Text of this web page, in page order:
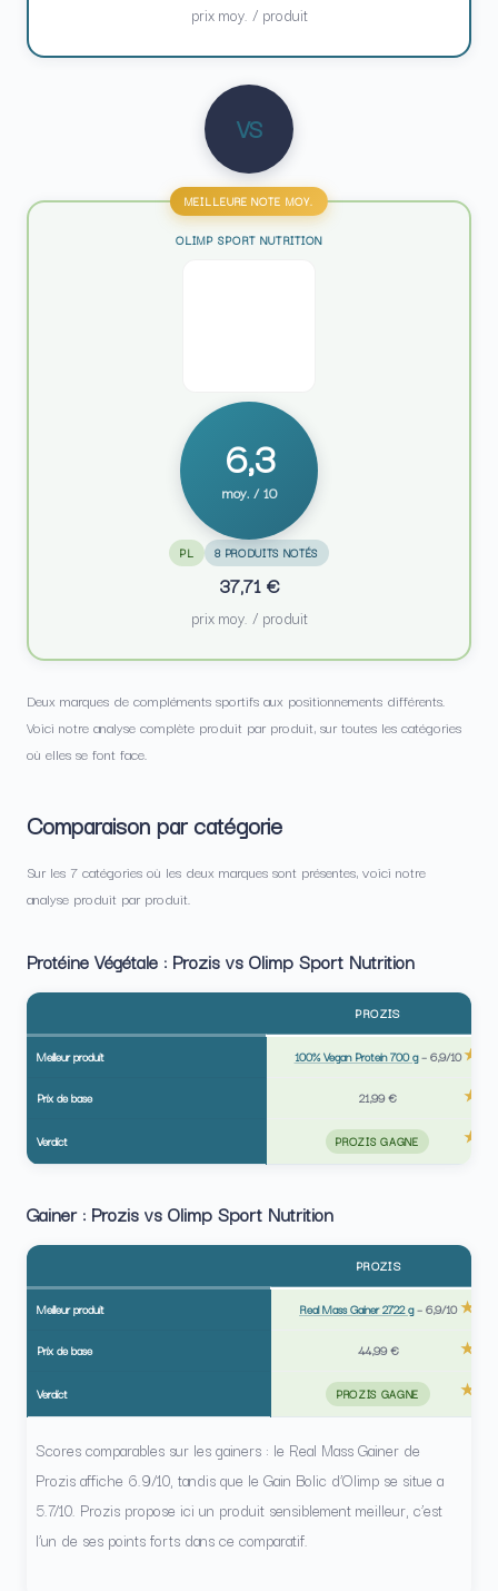
prix moy. / produit
VS
MEILLEURE NOTE MOY.
OLIMP SPORT NUTRITION
6,3
moy. / 10
PL 8 PRODUITS NOTÉS
37,71 €
prix moy. / produit
Deux marques de compléments sportifs aux positionnements différents.
Voici notre analyse complète produit par produit, sur toutes les catégories
où elles se font face.
Comparaison par catégorie
Sur les 7 catégories où les deux marques sont présentes, voici notre
analyse produit par produit.
Protéine Végétale : Prozis vs Olimp Sport Nutrition
PROZIS
Meilleur produit 100% Vegan Protein 700 g–6,9/10
Prix de base 21,99 €
Verdict PROZIS GAGNE
Gainer : Prozis vs Olimp Sport Nutrition
PROZIS
Meilleur produit Real Mass Gainer 2722 g–6,9/10
Prix de base 44,99 €
Verdict PROZIS GAGNE
Scores comparables sur les gainers : le Real Mass Gainer de
Prozis affiche 6.9/10, tandis que le Gain Bolic d’Olimp se situe a
5.7/10. Prozis propose ici un produit sensiblement meilleur, c’est
l’un de ses points forts dans ce comparatif.